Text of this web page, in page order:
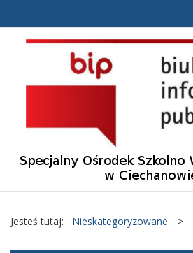
Jesteś tutaj: Nieskategoryzowane >